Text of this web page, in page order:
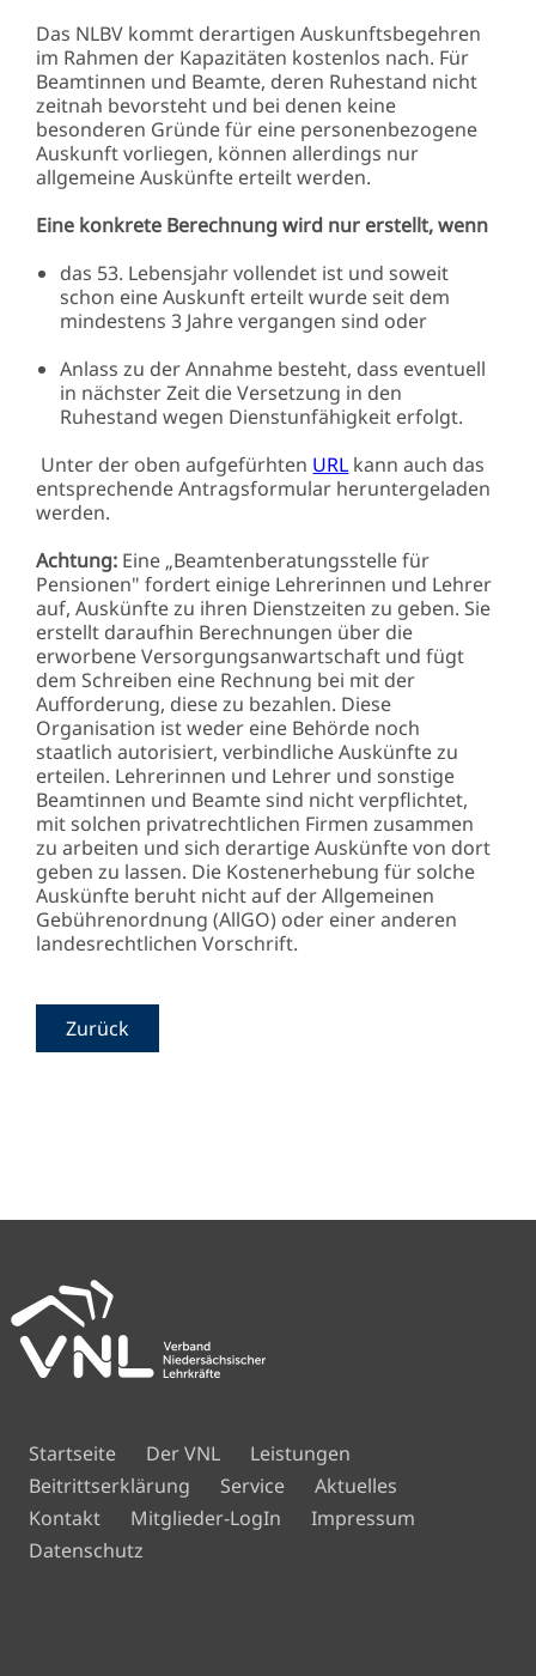
Das NLBV kommt derartigen Auskunftsbegehren
im Rahmen der Kapazitäten kostenlos nach. Für
Beamtinnen und Beamte, deren Ruhestand nicht
zeitnah bevorsteht und bei denen keine
besonderen Gründe für eine personenbezogene
Auskunft vorliegen, können allerdings nur
allgemeine Auskünfte erteilt werden.
Eine konkrete Berechnung wird nur erstellt, wenn
das 53. Lebensjahr vollendet ist und soweit
schon eine Auskunft erteilt wurde seit dem
mindestens 3 Jahre vergangen sind oder
Anlass zu der Annahme besteht, dass eventuell
in nächster Zeit die Versetzung in den
Ruhestand wegen Dienstunfähigkeit erfolgt.
Unter der oben aufgefürhten URL kann auch das
entsprechende Antragsformular heruntergeladen
werden.
Achtung: Eine „Beamtenberatungsstelle für
Pensionen" fordert einige Lehrerinnen und Lehrer
auf, Auskünfte zu ihren Dienstzeiten zu geben. Sie
erstellt daraufhin Berechnungen über die
erworbene Versorgungsanwartschaft und fügt
dem Schreiben eine Rechnung bei mit der
Aufforderung, diese zu bezahlen. Diese
Organisation ist weder eine Behörde noch
staatlich autorisiert, verbindliche Auskünfte zu
erteilen. Lehrerinnen und Lehrer und sonstige
Beamtinnen und Beamte sind nicht verpflichtet,
mit solchen privatrechtlichen Firmen zusammen
zu arbeiten und sich derartige Auskünfte von dort
geben zu lassen. Die Kostenerhebung für solche
Auskünfte beruht nicht auf der Allgemeinen
Gebührenordnung (AllGO) oder einer anderen
landesrechtlichen Vorschrift.
Zurück
Navigation
überspringen
Startseite Der VNL
Leistungen
Beitrittserklärung
Service
Aktuelles
Navigation
überspringen
Kontakt Mitglieder-LogIn
Impressum
Datenschutz